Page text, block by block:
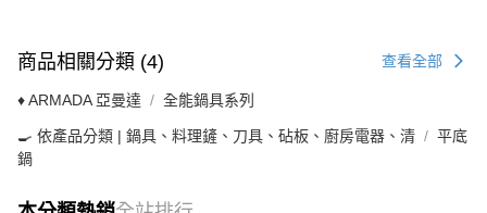
商品相關分類 (4) 查看全部
♦ ARMADA 亞曼達 全能鍋具系列
🍳 依產品分類 | 鍋具、料理鏟、刀具、砧板、廚房電器、清
平底
鍋